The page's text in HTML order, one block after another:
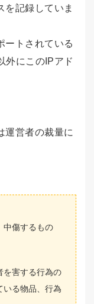
を記録していま
ートされている
外にこのIPアド
運営者の裁量に
中傷するもの
を害する行為の
いる物品、行為